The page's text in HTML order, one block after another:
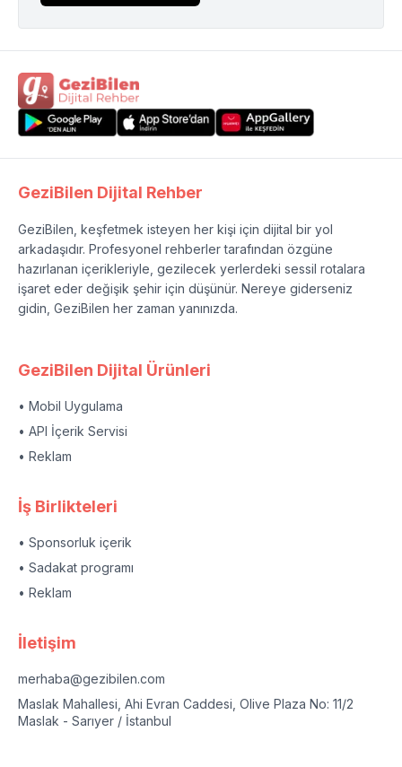
GeziBilen Dijital Rehber
GeziBilen, keşfetmek isteyen her kişi için dijital bir yol
arkadaşıdır. Profesyonel rehberler tarafından özgüne
hazırlanan içerikleriyle, gezilecek yerlerdeki sessil rotalara
işaret eder değişik şehir için düşünür. Nereye giderseniz
gidin, GeziBilen her zaman yanınızda.
GeziBilen Dijital Ürünleri
• Mobil Uygulama
• API İçerik Servisi
• Reklam
İş Birlikteleri
• Sponsorluk içerik
• Sadakat programı
• Reklam
İletişim
merhaba@gezibilen.com
Maslak Mahallesi, Ahi Evran Caddesi, Olive Plaza No: 11/2
Maslak - Sarıyer / İstanbul